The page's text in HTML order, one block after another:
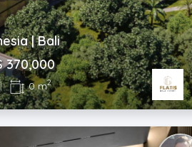
| Bali
370,000
| 0 m2